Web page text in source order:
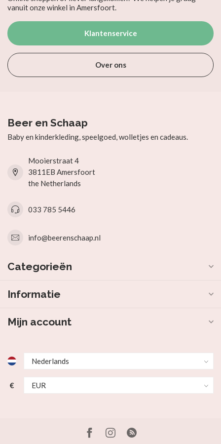
vanuit onze winkel in Amersfoort.
Klantenservice
Over ons
Beer en Schaap
Baby en kinderkleding, speelgoed, wolletjes en cadeaus.
Mooierstraat 4
3811EB Amersfoort
the Netherlands
033 785 5446
info@beerenschaap.nl
Categorieën
Informatie
Mijn account
€